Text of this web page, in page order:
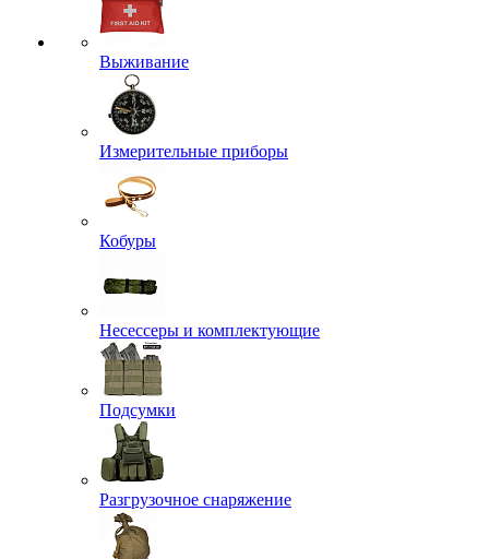
Выживание
Измерительные приборы
Кобуры
Несессеры и комплектующие
Подсумки
Разгрузочное снаряжение